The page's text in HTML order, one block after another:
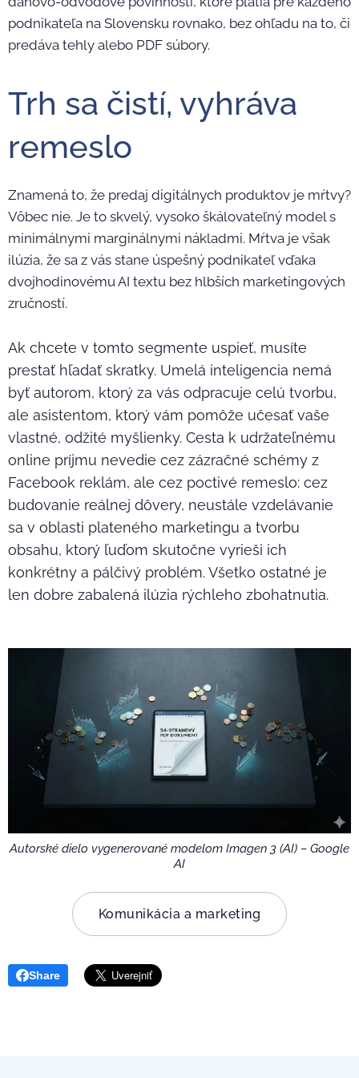
podnikateľa na Slovensku rovnako, bez ohľadu na to, či
predáva tehly alebo PDF súbory.
Trh sa čistí, vyhráva
remeslo
Znamená to, že predaj digitálnych produktov je mŕtvy?
Vôbec nie. Je to skvelý, vysoko škálovateľný model s
minimálnymi marginálnymi nákladmi. Mŕtva je však
ilúzia, že sa z vás stane úspešný podnikateľ vďaka
dvojhodinovému AI textu bez hlbších marketingových
zručností.
Ak chcete v tomto segmente uspieť, musíte
prestať hľadať skratky. Umelá inteligencia nemá
byť autorom, ktorý za vás odpracuje celú tvorbu,
ale asistentom, ktorý vám pomôže učesať vaše
vlastné, odžité myšlienky. Cesta k udržateľnému
online príjmu nevedie cez zázračné schémy z
Facebook reklám, ale cez poctivé remeslo: cez
budovanie reálnej dôvery, neustále vzdelávanie
sa v oblasti plateného marketingu a tvorbu
obsahu, ktorý ľuďom skutočne vyrieši ich
konkrétny a pálčivý problém. Všetko ostatné je
len dobre zabalená ilúzia rýchleho zbohatnutia.
Autorské dielo vygenerované modelom Imagen 3 (AI) – Google
AI
Komunikácia a marketing
Share